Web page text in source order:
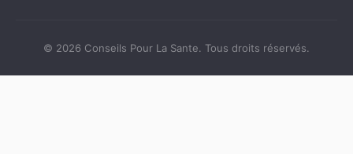
© 2026 Conseils Pour La Sante. Tous droits réservés.